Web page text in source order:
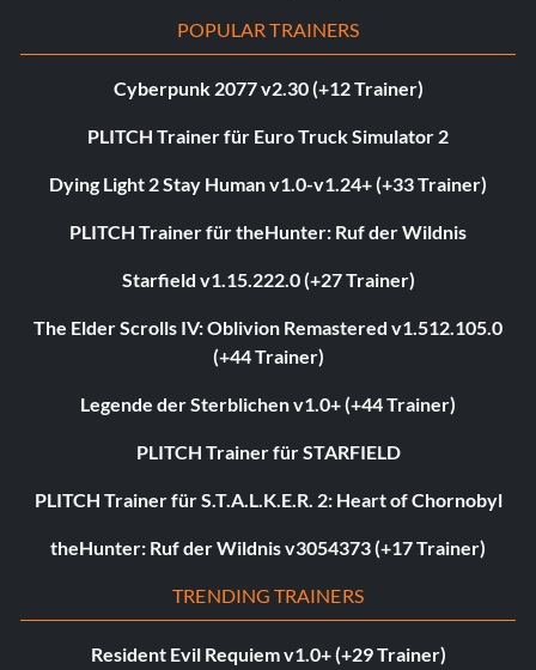
POPULAR TRAINERS
Cyberpunk 2077 v2.30 (+12 Trainer)
PLITCH Trainer für Euro Truck Simulator 2
Dying Light 2 Stay Human v1.0-v1.24+ (+33 Trainer)
PLITCH Trainer für theHunter: Ruf der Wildnis
Starfield v1.15.222.0 (+27 Trainer)
The Elder Scrolls IV: Oblivion Remastered v1.512.105.0
(+44 Trainer)
Legende der Sterblichen v1.0+ (+44 Trainer)
PLITCH Trainer für STARFIELD
PLITCH Trainer für S.T.A.L.K.E.R. 2: Heart of Chornobyl
theHunter: Ruf der Wildnis v3054373 (+17 Trainer)
TRENDING TRAINERS
Resident Evil Requiem v1.0+ (+29 Trainer)